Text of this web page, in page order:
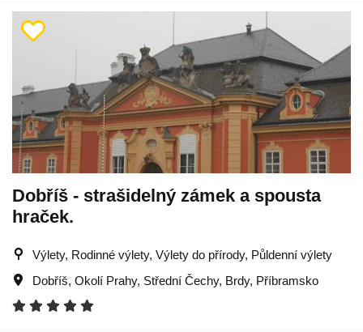
Dobříš - strašidelný zámek a spousta
hraček.
Výlety, Rodinné výlety, Výlety do přírody, Půldenní výlety
Dobříš, Okolí Prahy, Střední Čechy, Brdy, Příbramsko